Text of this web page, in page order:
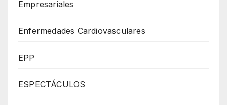
Empresariales
Enfermedades Cardiovasculares
EPP
ESPECTÁCULOS